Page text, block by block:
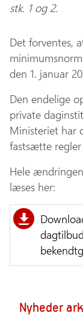
stk. 1 og 2.
Det forventes,
den 1. januar
Den endelige
private
Ministeriet har
fastsætte regler
Hele
læses her:
Nyheder